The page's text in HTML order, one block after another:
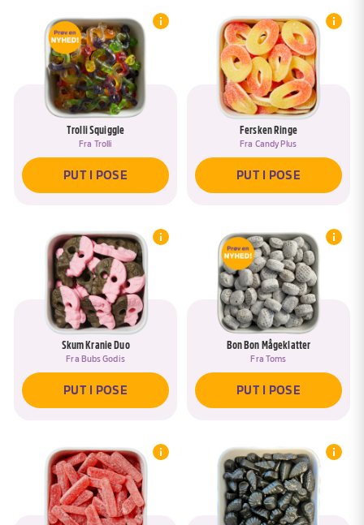
Trolli Squiggle
Fra Trolli
PUT I POSE
Fersken Ringe
Fra Candy Plus
PUT I POSE
Skum Kranie Duo
Fra Bubs Godis
PUT I POSE
Bon Bon Mågeklatter
Fra Toms
PUT I POSE